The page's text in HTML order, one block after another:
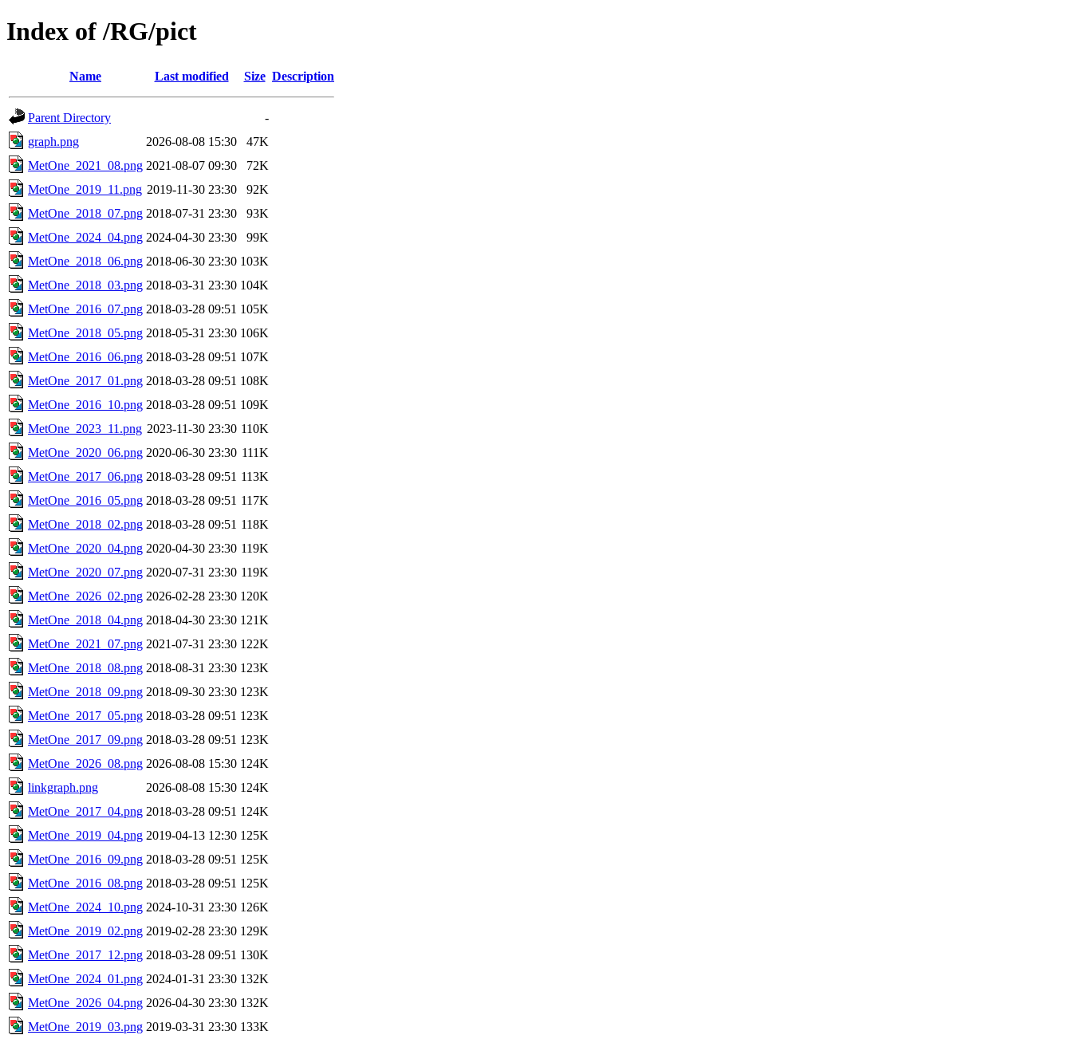
Index of /RG/pict
Name Last modified Size Description
Parent Directory
-
graph.png
2026-08-08 15:30
47K
MetOne_2021_08.png 2021-08-07 09:30
72K
MetOne_2019_11.png 2019-11-30 23:30
92K
MetOne_2018_07.png 2018-07-31 23:30
93K
MetOne_2024_04.png 2024-04-30 23:30
99K
MetOne_2018_06.png 2018-06-30 23:30 103K
MetOne_2018_03.png 2018-03-31 23:30 104K
MetOne_2016_07.png 2018-03-28 09:51 105K
MetOne_2018_05.png 2018-05-31 23:30 106K
MetOne_2016_06.png 2018-03-28 09:51 107K
MetOne_2017_01.png 2018-03-28 09:51 108K
MetOne_2016_10.png 2018-03-28 09:51 109K
MetOne_2023_11.png 2023-11-30 23:30 110K
MetOne_2020_06.png 2020-06-30 23:30 111K
MetOne_2017_06.png 2018-03-28 09:51 113K
MetOne_2016_05.png 2018-03-28 09:51 117K
MetOne_2018_02.png 2018-03-28 09:51 118K
MetOne_2020_04.png 2020-04-30 23:30 119K
MetOne_2020_07.png 2020-07-31 23:30 119K
MetOne_2026_02.png 2026-02-28 23:30 120K
MetOne_2018_04.png 2018-04-30 23:30 121K
MetOne_2021_07.png 2021-07-31 23:30 122K
MetOne_2018_08.png 2018-08-31 23:30 123K
MetOne_2018_09.png 2018-09-30 23:30 123K
MetOne_2017_05.png 2018-03-28 09:51 123K
MetOne_2017_09.png 2018-03-28 09:51 123K
MetOne_2026_08.png 2026-08-08 15:30 124K
linkgraph.png
2026-08-08 15:30 124K
MetOne_2017_04.png 2018-03-28 09:51 124K
MetOne_2019_04.png 2019-04-13 12:30 125K
MetOne_2016_09.png 2018-03-28 09:51 125K
MetOne_2016_08.png 2018-03-28 09:51 125K
MetOne_2024_10.png 2024-10-31 23:30 126K
MetOne_2019_02.png 2019-02-28 23:30 129K
MetOne_2017_12.png 2018-03-28 09:51 130K
MetOne_2024_01.png 2024-01-31 23:30 132K
MetOne_2026_04.png 2026-04-30 23:30 132K
MetOne_2019_03.png 2019-03-31 23:30 133K